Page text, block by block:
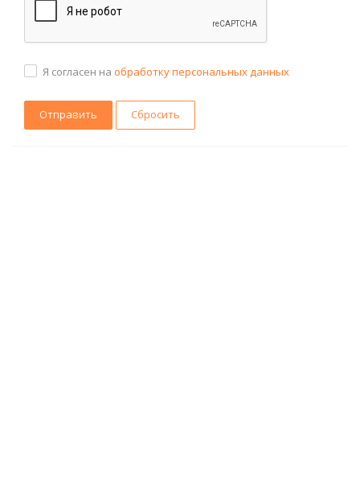
Я согласен на обработку персональных данных
Сбросить